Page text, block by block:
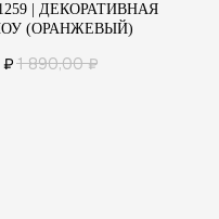
| ДЕКОРАТИВНАЯ
(ОРАНЖЕВЫЙ)
₽ 1 890,00 ₽